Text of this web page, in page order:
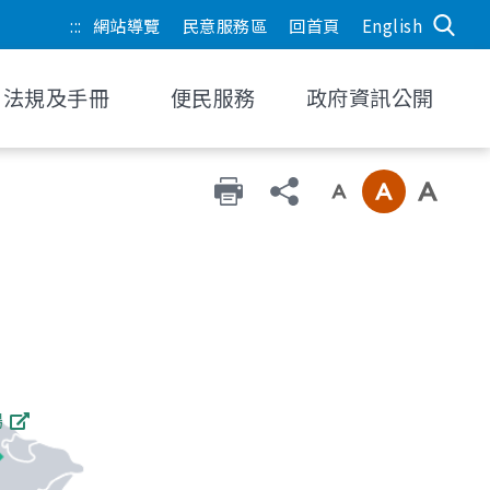
::: 網站導覽 民意服務區 回首頁 English
法規及手冊 便民服務 政府資訊公開